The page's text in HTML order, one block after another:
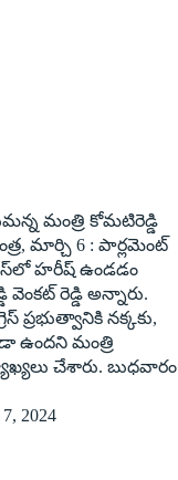
మంత్రి కోమటిరెడ్డి
మార్చి 6 : పార్లమెంట్‌
హరీష్‌ ఉండడం
రెడ్డి అన్నారు.
ప్రభుత్వానికి నక్కకు,
ఉందని మంత్రి
చేశారు. బుధవారం
2024